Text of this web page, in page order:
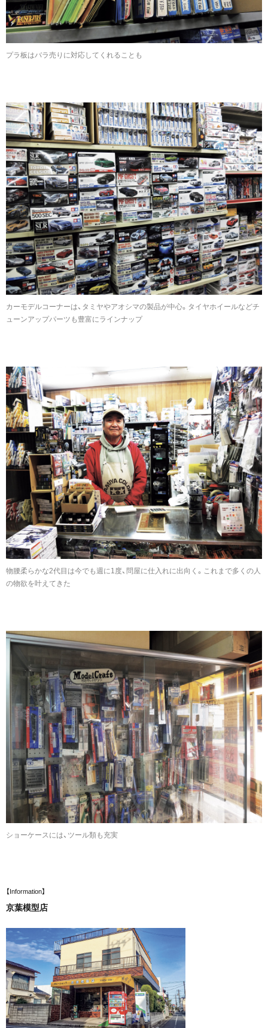
プラ板はバラ売りに対応してくれることも
カーモデルコーナーは、タミヤやアオシマの製品が中心。タイヤホイールなどチ
ューンアップパーツも豊富にラインナップ
物腰柔らかな2代目は今でも週に1度、問屋に仕入れに出向く。これまで多くの人
の物欲を叶えてきた
ショーケースには、ツール類も充実
【Information】
京葉模型店